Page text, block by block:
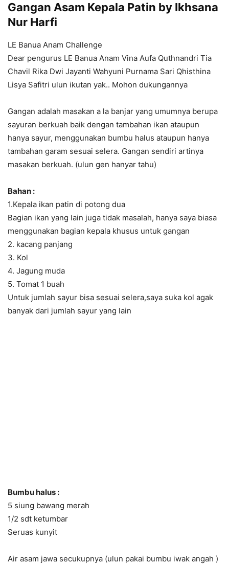
Gangan Asam Kepala Patin by Ikhsana
Nur Harfi
LE Banua Anam Challenge
Dear pengurus LE Banua Anam Vina Aufa Quthnandri Tia
Chavil Rika Dwi Jayanti Wahyuni Purnama Sari Qhisthina
Lisya Safitri ulun ikutan yak.. Mohon dukungannya
Gangan adalah masakan a la banjar yang umumnya berupa
sayuran berkuah baik dengan tambahan ikan ataupun
hanya sayur, menggunakan bumbu halus ataupun hanya
tambahan garam sesuai selera. Gangan sendiri artinya
masakan berkuah. (ulun gen hanyar tahu)
Bahan :
1.Kepala ikan patin di potong dua
Bagian ikan yang lain juga tidak masalah, hanya saya biasa
menggunakan bagian kepala khusus untuk gangan
2. kacang panjang
3. Kol
4. Jagung muda
5. Tomat 1 buah
Untuk jumlah sayur bisa sesuai selera,saya suka kol agak
banyak dari jumlah sayur yang lain
Bumbu halus :
5 siung bawang merah
1/2 sdt ketumbar
Seruas kunyit
Air asam jawa secukupnya (ulun pakai bumbu iwak angah )